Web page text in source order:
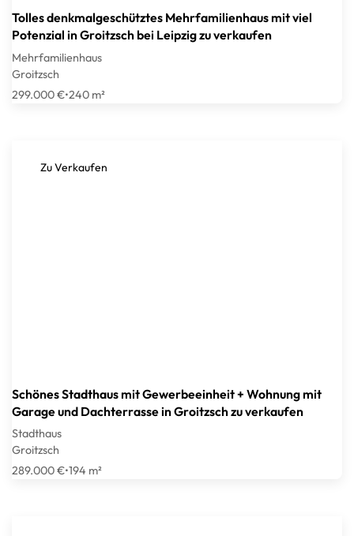
Tolles denkmalgeschütztes Mehrfamilienhaus mit viel
Potenzial in Groitzsch bei Leipzig zu verkaufen
Mehrfamilienhaus
Groitzsch
299.000 €•240 m²
Zu Verkaufen
Schönes Stadthaus mit Gewerbeeinheit + Wohnung mit
Garage und Dachterrasse in Groitzsch zu verkaufen
Stadthaus
Groitzsch
289.000 €•194 m²